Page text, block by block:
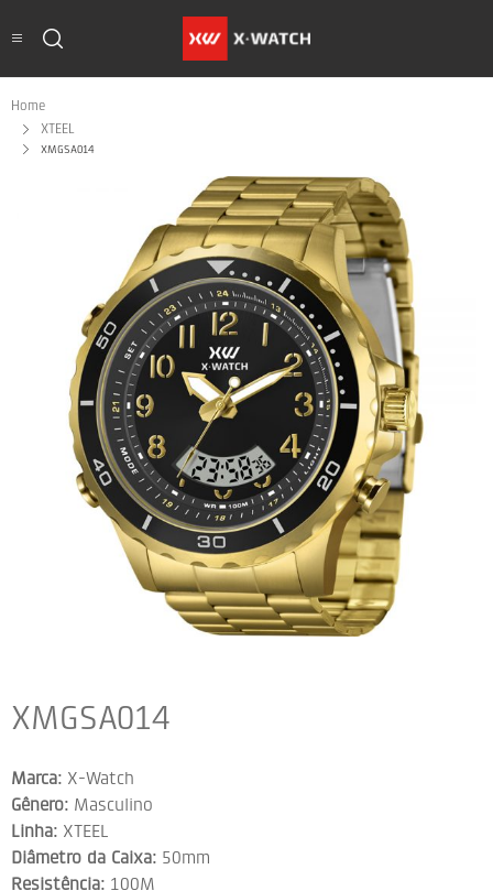
Home
XTEEL
XMGSA014
XMGSA014
Marca: X-Watch
Gênero: Masculino
Linha: XTEEL
Diâmetro da Caixa: 50mm
Resistência: 100M